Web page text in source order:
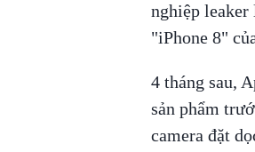
nghiệp
"iPhone 8"
4 tháng sau,
sản phẩm
camera đặt